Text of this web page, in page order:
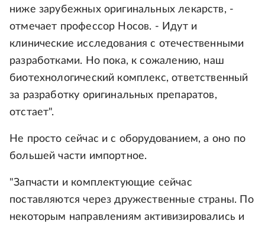
ниже зарубежных оригинальных лекарств, -
отмечает профессор Носов. - Идут и
клинические исследования с отечественными
разработками. Но пока, к сожалению, наш
биотехнологический комплекс, ответственный
за разработку оригинальных препаратов,
отстает".
Не просто сейчас и с оборудованием, а оно по
большей части импортное.
"Запчасти и комплектующие сейчас
поставляются через дружественные страны. По
некоторым направлениям активизировались и